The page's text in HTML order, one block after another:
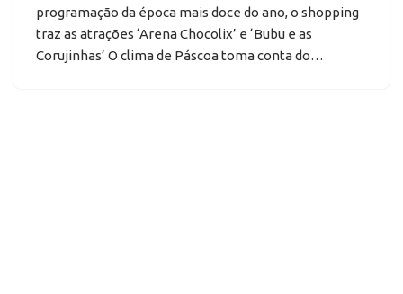
programação da época mais doce do ano, o shopping
traz as atrações ‘Arena Chocolix’ e ‘Bubu e as
Corujinhas’ O clima de Páscoa toma conta do…